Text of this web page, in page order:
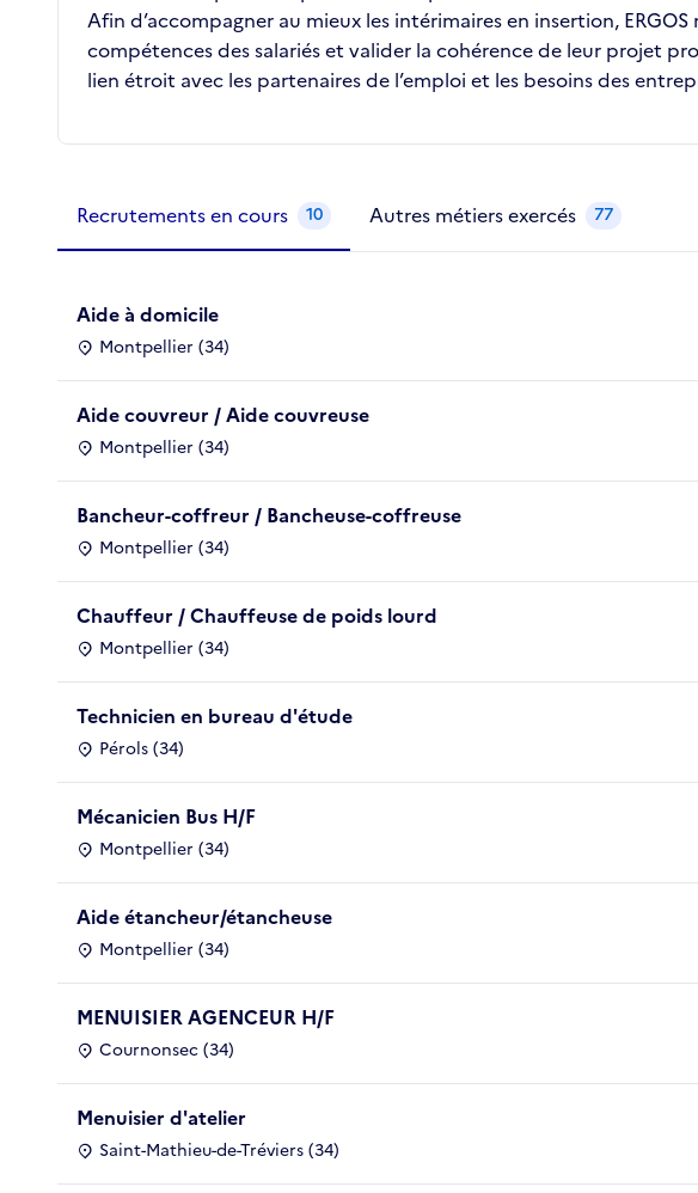
Afin d’accompagner au mieux les intérimaires en insertion,
compétences des salariés et valider la cohérence de leur projet
lien étroit avec les partenaires de l’emploi et les besoins des
Métiers de la structure
Recrutements en cours 10 Autres métiers exercés 77
Aide à domicile
Montpellier (34)
Aide couvreur / Aide couvreuse
Montpellier (34)
Bancheur-coffreur / Bancheuse-coffreuse
Montpellier (34)
Chauffeur / Chauffeuse de poids lourd
Montpellier (34)
Technicien en bureau d'étude
Pérols (34)
Mécanicien Bus H/F
Montpellier (34)
Aide étancheur/étancheuse
Montpellier (34)
MENUISIER AGENCEUR H/F
Cournonsec (34)
Menuisier d'atelier
Saint-Mathieu-de-Tréviers (34)